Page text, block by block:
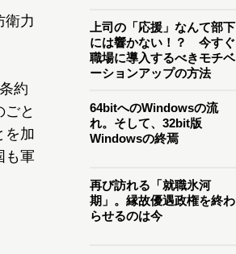
衛力
約
と
を加
も軍
上司の「応援」なんて部下
には響かない！？ 今すぐ
職場に導入するべきモチベ
ーションアップの方法
64bitへのWindowsの流
れ。そして、32bit版
Windowsの終焉
再び訪れる「就職氷河
期」。縁故優遇政権を終わ
らせるのは今